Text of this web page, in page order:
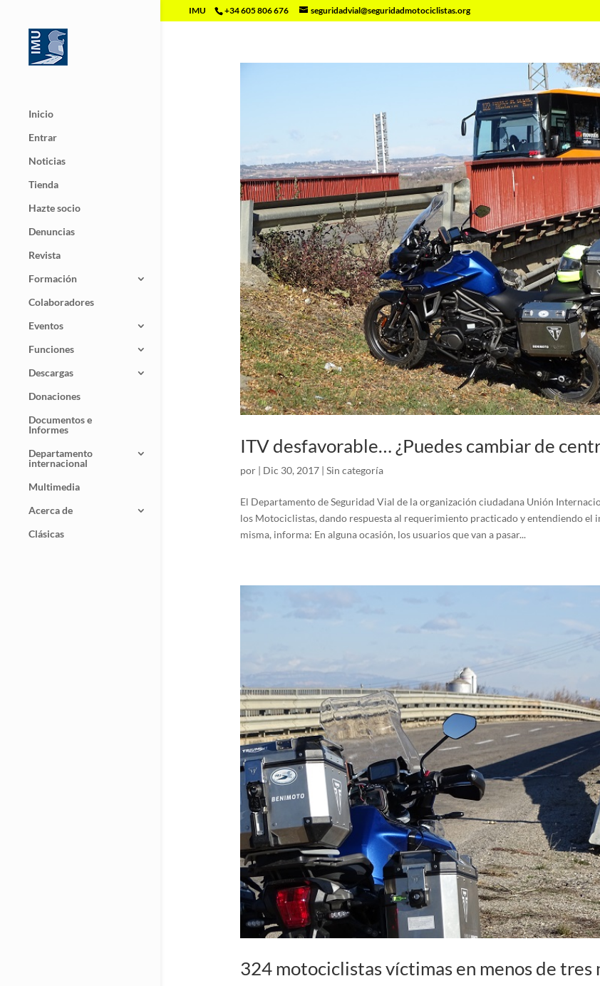
IMU +34 605 806 676 seguridadvial@seguridadmotociclistas.org
Inicio
Entrar
Noticias
Tienda
Hazte socio
Denuncias
Revista
Formación
Colaboradores
Eventos
Funciones
Descargas
Donaciones
Documentos e
Informes
Departamento
internacional
Multimedia
Acerca de
Clásicas
ITV desfavorable… ¿Puedes cambiar de
por | Dic 30, 2017| Sin categoría
El Departamento de Seguridad Vial de la organización ciudadana Unión
los Motociclistas, dando respuesta al requerimiento practicado y entendiendo el
misma, informa: En alguna ocasión, los usuarios que van a pasar...
324 motociclistas víctimas en menos de tres